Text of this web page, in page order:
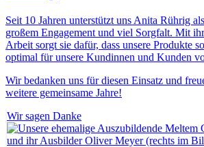
Seit 10 Jahren unterstützt uns Anita Rührig
großem Engagement und viel Sorgfalt. Mit
Arbeit sorgt sie dafür, dass unsere Produkte
optimal für unsere Kundinnen und Kunden
Wir bedanken uns für diesen Einsatz und
weitere gemeinsame Jahre!
Wir sagen Danke